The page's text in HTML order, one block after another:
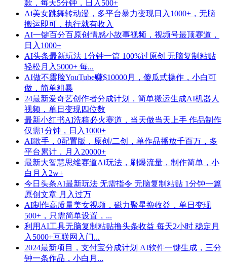
款，每天5分钟，日入500+
Ai美女跳舞转动漫，多平台暴力变现日入1000+，无脑
搬运即可，执行就有收入
AI一键百分百原创情感小故事视频，视频号最顶赛道，
日入1000+
AI头条最新玩法 1分钟一篇 100%过原创 无脑复制粘贴
轻松月入5000+ 每...
AI做不露脸YouTube赚$10000月，傻瓜式操作，小白可
做，简单粗暴
24最新爱奇艺创作者分成计划，简单搬运生成AI机器人
视频，单日变现四位数
最新小红书AI洗稿必火赛道，当天做当天上手 作品制作
仅需1分钟，日入1000+
AI歌手，0配置版，原创/二创，单作品播放千百万，多
平台累计，月入20000+
最新大智慧思维赛道AI玩法，刷爆流量，制作简单，小
白月入2w+
今日头条AI最新玩法 无需指令 无脑复制粘贴 1分钟一篇
原创文章 月入过万
AI制作高质量美女视频，磁力聚星撸收益，单日变现
500+，只需简单设置，...
利用AI工具无脑复制粘贴撸头条收益 每天2小时 稳定月
入5000+互联网入门...
2024最新项目，支付宝分成计划 AI软件一键生成，三分
钟一条作品，小白月...